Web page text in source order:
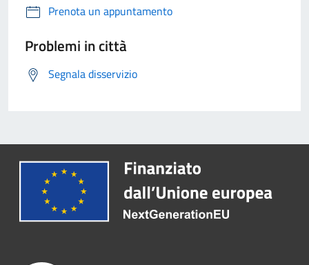
Prenota un appuntamento
Problemi in città
Segnala disservizio